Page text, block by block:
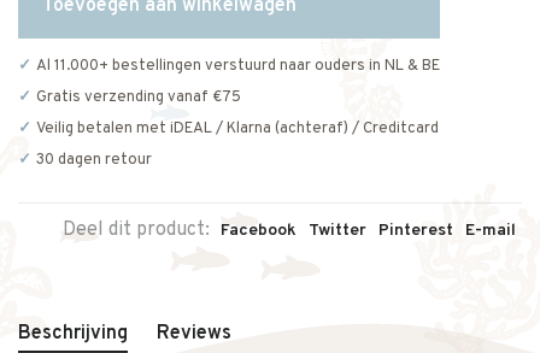
Toevoegen aan winkelwagen
Al 11.000+ bestellingen verstuurd naar ouders in NL & BE
Gratis verzending vanaf €75
Veilig betalen met iDEAL / Klarna (achteraf) / Creditcard
30 dagen retour
Deel dit product: Facebook Twitter Pinterest E-mail
Beschrijving Reviews